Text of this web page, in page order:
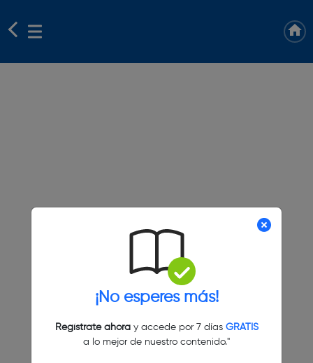
¡No esperes más!
Regístrate ahoray accede por 7 días GRATIS
a lo mejor de nuestro contenido."